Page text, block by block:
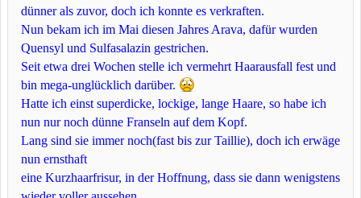
dünner als zuvor, doch ich konnte es verkraften.
Nun bekam ich im Mai diesen Jahres Arava, dafür wurden
Quensyl und Sulfasalazin gestrichen.
Seit etwa drei Wochen stelle ich vermehrt Haarausfall fest und
bin mega-unglücklich darüber.
Hatte ich einst superdicke, lockige, lange Haare, so habe ich
nun nur noch dünne Franseln auf dem Kopf.
Lang sind sie immer noch(fast bis zur Taillie), doch ich erwäge
nun ernsthaft
eine Kurzhaarfrisur, in der Hoffnung, dass sie dann wenigstens